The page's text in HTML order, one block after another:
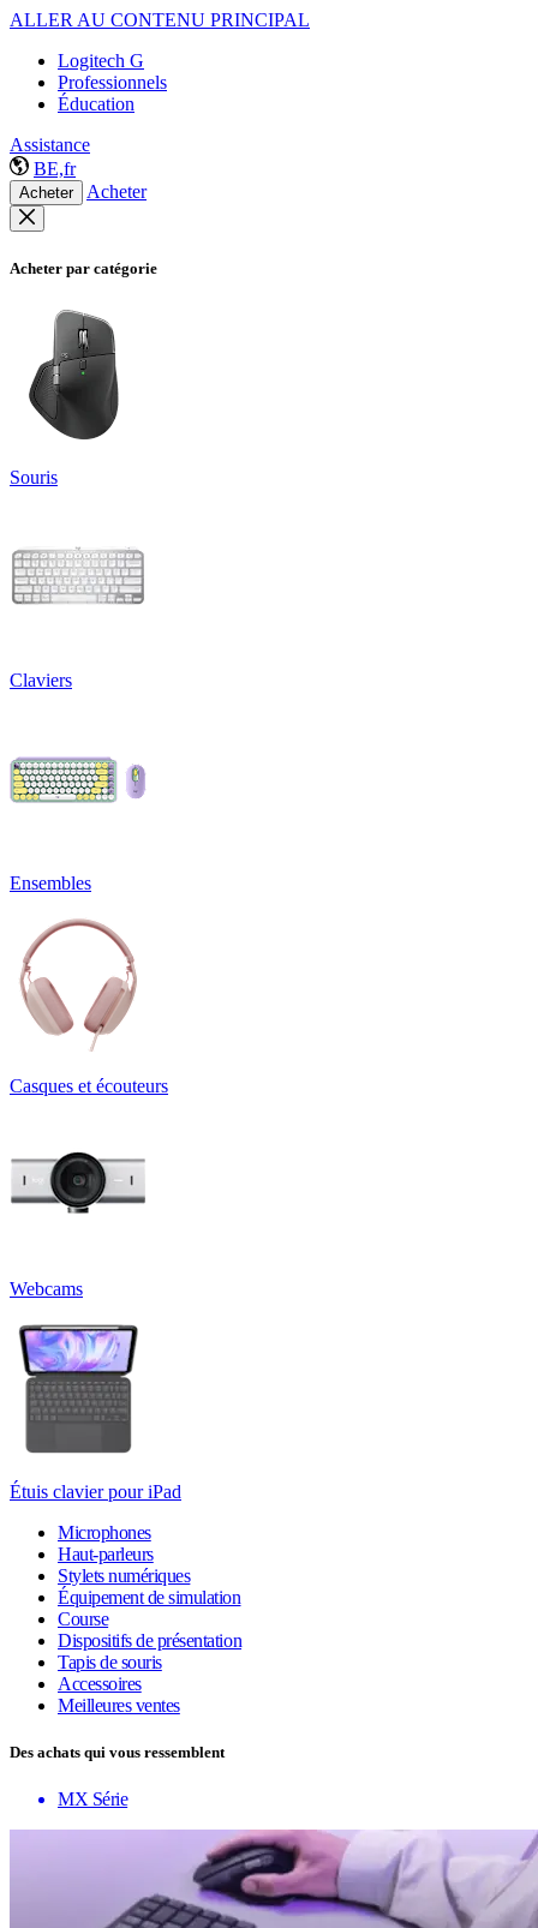
ALLER AU CONTENU PRINCIPAL
Logitech G
Professionnels
Éducation
Assistance
BE,fr
Acheter Acheter
Acheter par catégorie
Souris
Claviers
Ensembles
Casques et écouteurs
Webcams
Étuis clavier pour iPad
Microphones
Haut-parleurs
Stylets numériques
Équipement de simulation
Course
Dispositifs de présentation
Tapis de souris
Accessoires
Meilleures ventes
Des achats qui vous ressemblent
MX Série